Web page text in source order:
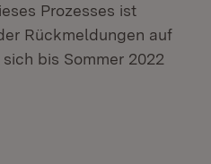
Prozesses ist
Rückmeldungen auf
bis Sommer 2022